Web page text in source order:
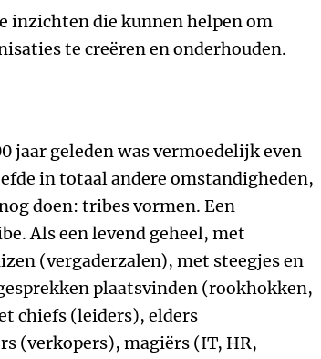
inzichten die kunnen helpen om
te creëren en onderhouden.
jaar geleden was vermoedelijk even
in totaal andere omstandigheden,
doen: tribes vormen. Een
Als een levend geheel, met
(vergaderzalen), met steegjes en
plaatsvinden (rookhokken,
chiefs (leiders), elders
(verkopers), magiërs (IT, HR,